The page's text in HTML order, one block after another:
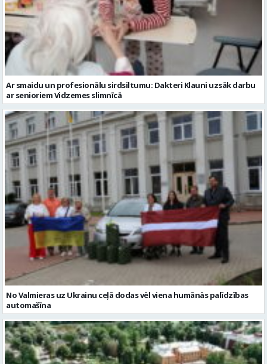
Ar smaidu un profesionālu sirdsiltumu: Dakteri Klauni uzsāk darbu
ar senioriem Vidzemes slimnīcā
No Valmieras uz Ukrainu ceļā dodas vēl viena humānās palīdzības
automašīna